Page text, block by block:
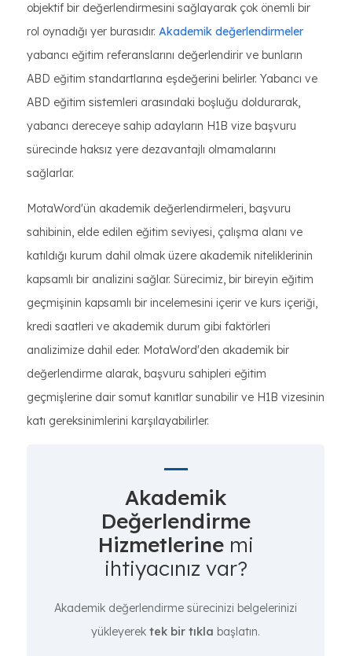
objektif bir değerlendirmesini sağlayarak çok önemli bir
rol oynadığı yer burasıdır. Akademik değerlendirmeler
yabancı eğitim referanslarını değerlendirir ve bunların
ABD eğitim standartlarına eşdeğerini belirler. Yabancı ve
ABD eğitim sistemleri arasındaki boşluğu doldurarak,
yabancı dereceye sahip adayların H1B vize başvuru
sürecinde haksız yere dezavantajlı olmamalarını
sağlarlar.
MotaWord'ün akademik değerlendirmeleri, başvuru
sahibinin, elde edilen eğitim seviyesi, çalışma alanı ve
katıldığı kurum dahil olmak üzere akademik niteliklerinin
kapsamlı bir analizini sağlar. Sürecimiz, bir bireyin eğitim
geçmişinin kapsamlı bir incelemesini içerir ve kurs içeriği,
kredi saatleri ve akademik durum gibi faktörleri
analizimize dahil eder. MotaWord'den akademik bir
değerlendirme alarak, başvuru sahipleri eğitim
geçmişlerine dair somut kanıtlar sunabilir ve H1B vizesinin
katı gereksinimlerini karşılayabilirler.
Akademik
Değerlendirme
Hizmetlerinemi
ihtiyacınız var?
Akademik değerlendirme sürecinizi belgelerinizi
yükleyerek tek bir tıkla başlatın.